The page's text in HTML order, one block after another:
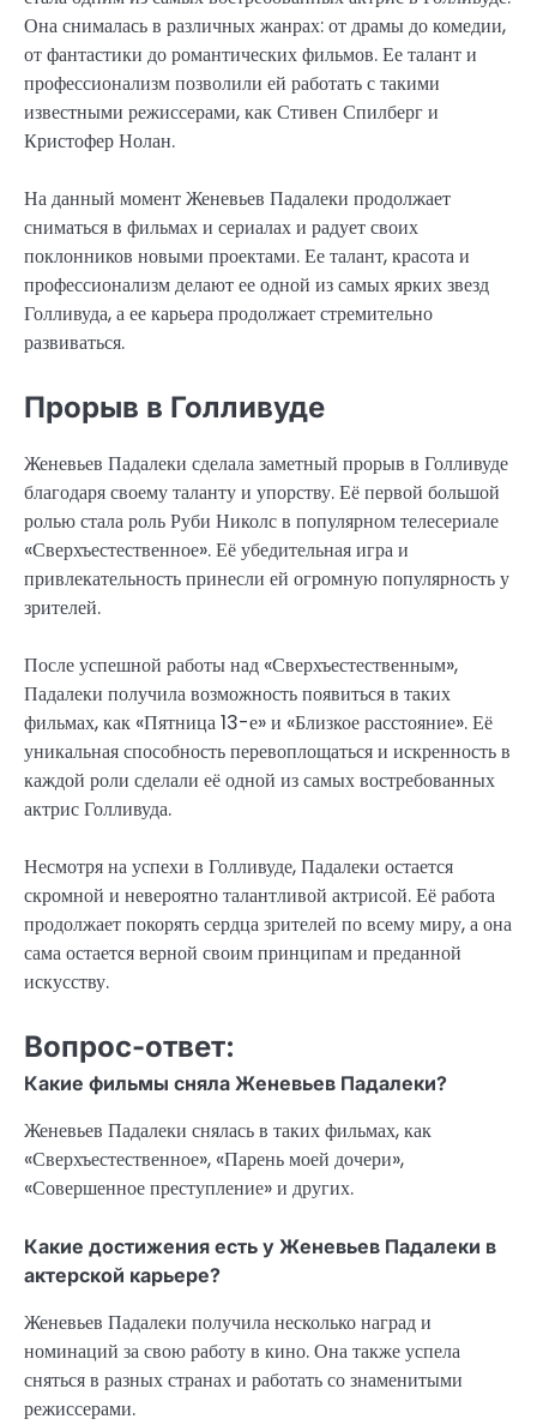
Она снималась в различных жанрах: от драмы до комедии,
от фантастики до романтических фильмов. Ее талант и
профессионализм позволили ей работать с такими
известными режиссерами, как Стивен Спилберг и
Кристофер Нолан.
На данный момент Женевьев Падалеки продолжает
сниматься в фильмах и сериалах и радует своих
поклонников новыми проектами. Ее талант, красота и
профессионализм делают ее одной из самых ярких звезд
Голливуда, а ее карьера продолжает стремительно
развиваться.
Прорыв в Голливуде
Женевьев Падалеки сделала заметный прорыв в Голливуде
благодаря своему таланту и упорству. Её первой большой
ролью стала роль Руби Николс в популярном телесериале
«Сверхъестественное». Её убедительная игра и
привлекательность принесли ей огромную популярность у
зрителей.
После успешной работы над «Сверхъестественным»,
Падалеки получила возможность появиться в таких
фильмах, как «Пятница 13-е» и «Близкое расстояние». Её
уникальная способность перевоплощаться и искренность в
каждой роли сделали её одной из самых востребованных
актрис Голливуда.
Несмотря на успехи в Голливуде, Падалеки остается
скромной и невероятно талантливой актрисой. Её работа
продолжает покорять сердца зрителей по всему миру, а она
сама остается верной своим принципам и преданной
искусству.
Вопрос-ответ:
Какие фильмы сняла Женевьев Падалеки?
Женевьев Падалеки снялась в таких фильмах, как
«Сверхъестественное», «Парень моей дочери»,
«Совершенное преступление» и других.
Какие достижения есть у Женевьев Падалеки в
актерской карьере?
Женевьев Падалеки получила несколько наград и
номинаций за свою работу в кино. Она также успела
сняться в разных странах и работать со знаменитыми
режиссерами.